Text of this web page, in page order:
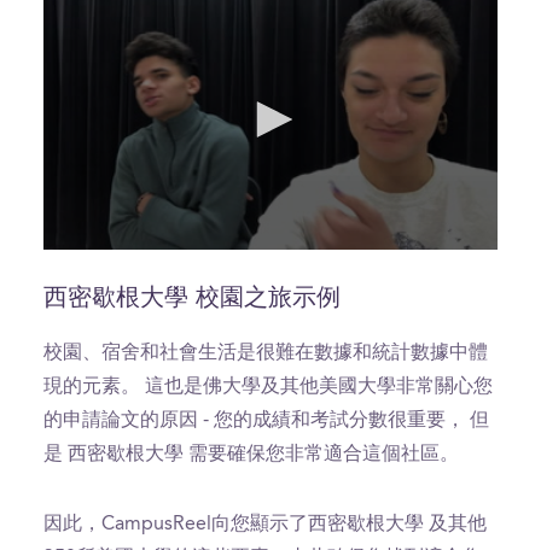
of
2
5
seconds
西密歇根大學 校園之旅示例
校園、宿舍和社會生活是很難在數據和統計數據中體
現的元素。 這也是佛大學及其他美國大學非常關心您
的申請論文的原因 - 您的成績和考試分數很重要， 但
是 西密歇根大學 需要確保您非常適合這個社區。
因此，CampusReel向您顯示了西密歇根大學 及其他